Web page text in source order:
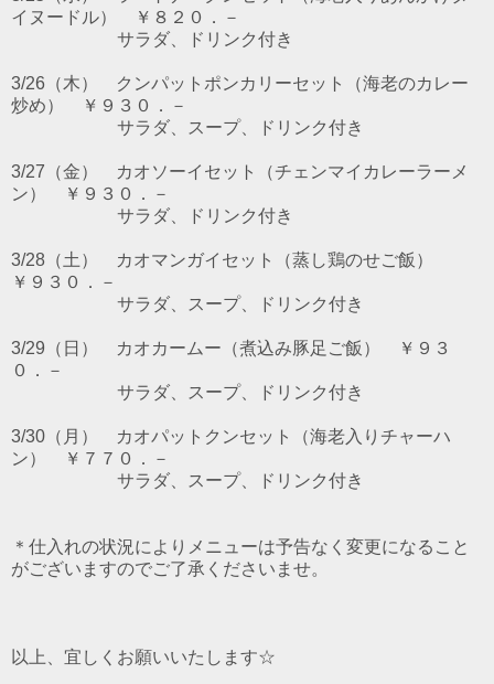
イヌードル） ￥８２０．－
サラダ、ドリンク付き
3/26（木） クンパットポンカリーセット（海老のカレー
炒め） ￥９３０．－
サラダ、スープ、ドリンク付き
3/27（金） カオソーイセット（チェンマイカレーラーメ
ン） ￥９３０．－
サラダ、ドリンク付き
3/28（土） カオマンガイセット（蒸し鶏のせご飯）
￥９３０．－
サラダ、スープ、ドリンク付き
3/29（日） カオカームー（煮込み豚足ご飯） ￥９３
０．－
サラダ、スープ、ドリンク付き
3/30（月） カオパットクンセット（海老入りチャーハ
ン） ￥７７０．－
サラダ、スープ、ドリンク付き
＊仕入れの状況によりメニューは予告なく変更になること
がございますのでご了承くださいませ。
以上、宜しくお願いいたします☆